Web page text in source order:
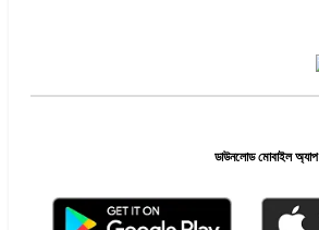
ডাউনলোড মোবাইল অ্যাপ